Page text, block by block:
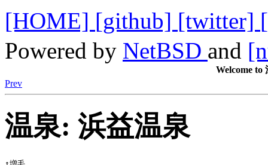
[HOME] [github] [twitter]
Powered by NetBSD and
Welcome to
Prev
温泉: 浜益温泉